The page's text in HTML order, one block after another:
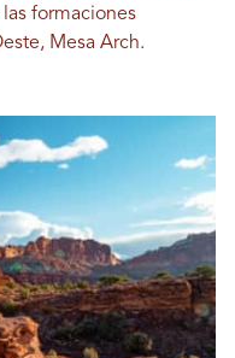
formaciones
Mesa Arch.